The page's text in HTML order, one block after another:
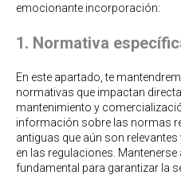
emocionante incorporación:
1. Normativa
En este apartado, te
normativas que impactan
mantenimiento y
información sobre las normas
antiguas que aún son
en las regulaciones.
fundamental para garantizar la